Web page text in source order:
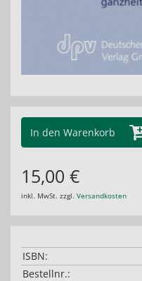
In den Warenkorb
15,00 €
inkl. MwSt. zzgl. Versandkosten
ISBN:
Bestellnr.: